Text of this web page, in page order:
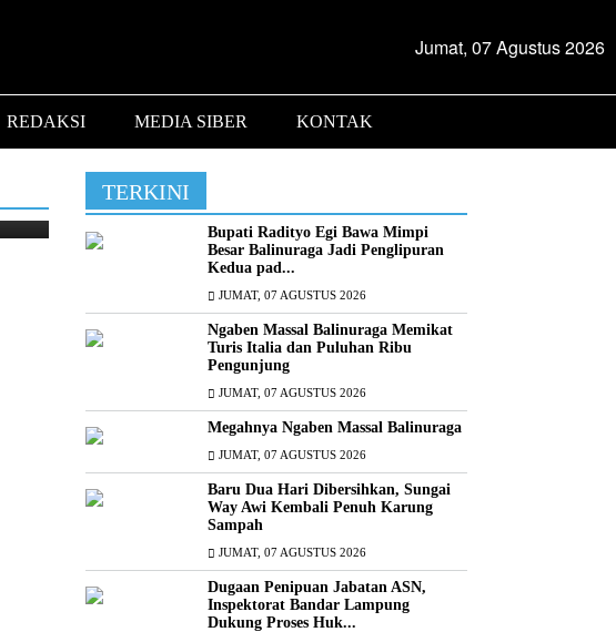
Jumat, 07 Agustus 2026
REDAKSI MEDIA SIBER KONTAK
TERKINI
Bupati Radityo Egi Bawa Mimpi
Besar Balinuraga Jadi Penglipuran
Kedua pad...
JUMAT, 07 AGUSTUS 2026
Ngaben Massal Balinuraga Memikat
Turis Italia dan Puluhan Ribu
Pengunjung
JUMAT, 07 AGUSTUS 2026
Megahnya Ngaben Massal Balinuraga
JUMAT, 07 AGUSTUS 2026
Baru Dua Hari Dibersihkan, Sungai
Way Awi Kembali Penuh Karung
Sampah
JUMAT, 07 AGUSTUS 2026
Dugaan Penipuan Jabatan ASN,
Inspektorat Bandar Lampung
Dukung Proses Huk...